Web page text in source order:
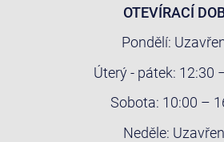
OTEVÍRACÍ
Pondělí:
Úterý - pátek: 12:30
Sobota: 10:00 –
Neděle: